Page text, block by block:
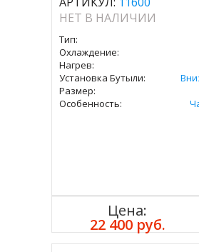
НЕТ В НАЛИЧИИ
Тип:
Охлаждение:
Нагрев:
Установка Бутыли:
Размер:
Особенность:
Цена:
22 400 руб.